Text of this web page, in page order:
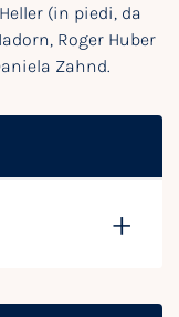
(in piedi, da
Roger Huber
Zahnd.